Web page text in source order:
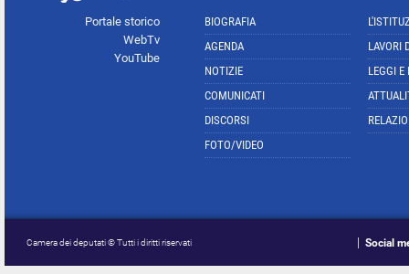
Portale storico
WebTv
YouTube
BIOGRAFIA
AGENDA
NOTIZIE
COMUNICATI
DISCORSI
FOTO/VIDEO
LAVORI
LEGGI E
Camera dei deputati © Tutti i diritti riservati Social